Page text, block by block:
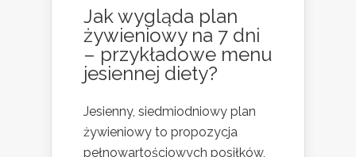
Jak wygląda plan
żywieniowy na 7 dni
– przykładowe menu
jesiennej diety?
Jesienny, siedmiodniowy plan
żywieniowy to propozycja
pełnowartościowych posiłków,